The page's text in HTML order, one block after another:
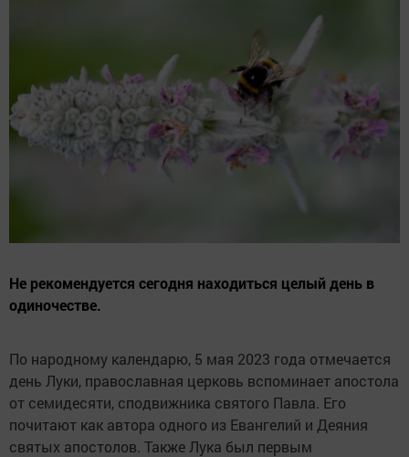
Не рекомендуется сегодня находиться целый день в
одиночестве.
По народному календарю, 5 мая 2023 года отмечается
день Луки, православная церковь вспоминает апостола
от семидесяти, сподвижника святого Павла. Его
почитают как автора одного из Евангелий и Деяния
святых апостолов. Также Лука был первым